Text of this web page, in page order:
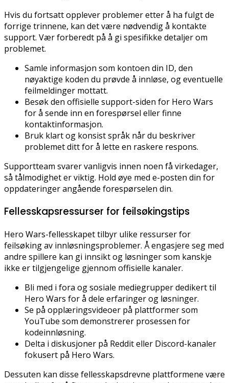
Hvis du fortsatt opplever problemer etter å ha fulgt de
forrige trinnene, kan det være nødvendig å kontakte
support. Vær forberedt på å gi spesifikke detaljer om
problemet.
Samle informasjon som kontoen din ID, den
nøyaktige koden du prøvde å innløse, og eventuelle
feilmeldinger mottatt.
Besøk den offisielle support-siden for Hero Wars
for å sende inn en forespørsel eller finne
kontaktinformasjon.
Bruk klart og konsist språk når du beskriver
problemet ditt for å lette en raskere respons.
Supportteam svarer vanligvis innen noen få virkedager,
så tålmodighet er viktig. Hold øye med e-posten din for
oppdateringer angående forespørselen din.
Fellesskapsressurser for feilsøkingstips
Hero Wars-fellesskapet tilbyr ulike ressurser for
feilsøking av innløsningsproblemer. Å engasjere seg med
andre spillere kan gi innsikt og løsninger som kanskje
ikke er tilgjengelige gjennom offisielle kanaler.
Bli med i fora og sosiale mediegrupper dedikert til
Hero Wars for å dele erfaringer og løsninger.
Se på opplæringsvideoer på plattformer som
YouTube som demonstrerer prosessen for
kodeinnløsning.
Delta i diskusjoner på Reddit eller Discord-kanaler
fokusert på Hero Wars.
Dessuten kan disse fellesskapsdrevne plattformene være